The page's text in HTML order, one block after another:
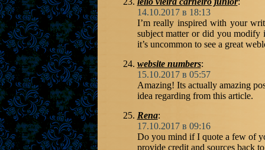
14.10.2017 в 18:13
I’m really inspired with your
subject matter or did you
it’s uncommon to see a great
website numbers:
15.10.2017 в 05:57
Amazing! Its actually amazing
idea regarding from this article.
Rena:
17.10.2017 в 09:16
Do you mind if I quote a few of
provide credit and sources back